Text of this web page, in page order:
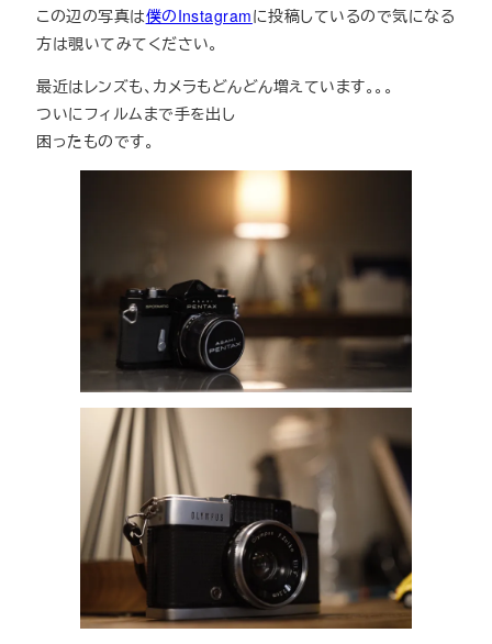
この辺の写真は僕のInstagramに投稿しているので気になる
方は覗いてみてください。
最近はレンズも、カメラもどんどん増えています。。。
ついにフィルムまで手を出し
困ったものです。